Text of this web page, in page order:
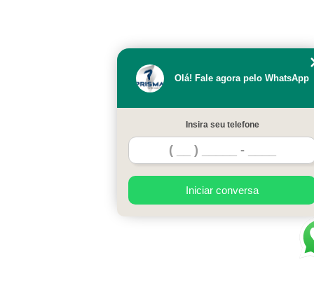
Olá! Fale agora pelo WhatsApp
Insira seu telefone
Iniciar conversa